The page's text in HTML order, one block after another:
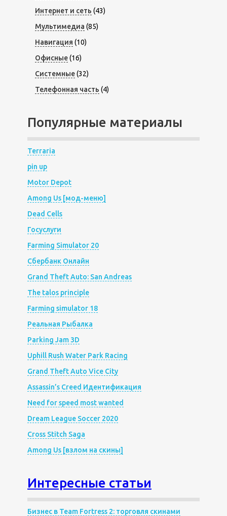
Интернет и сеть (43)
Мультимедиа (85)
Навигация (10)
Офисные(16)
Системные(32)
Телефонная часть (4)
Популярные материалы
Terraria
pin up
Motor Depot
Among Us [мод-меню]
Dead Cells
Госуслуги
Farming Simulator 20
Сбербанк Онлайн
Grand Theft Auto: San Andreas
The talos principle
Farming simulator 18
Реальная Рыбалка
Parking Jam 3D
Uphill Rush Water Park Racing
Grand Theft Auto Vice City
Assassin’s Creed Идентификация
Need for speed most wanted
Dream League Soccer 2020
Cross Stitch Saga
Among Us [взлом на скины]
Интересные статьи
Бизнес в Team Fortress 2: торговля скинами